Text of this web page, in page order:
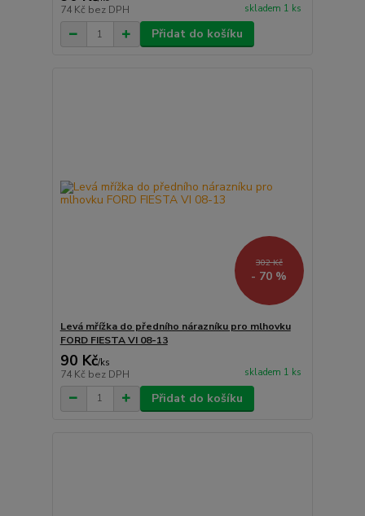
74 Kč bez DPH skladem 1 ks
Přidat do košíku
302 Kč
- 70 %
Levá mřížka do předního nárazníku pro mlhovku
FORD FIESTA VI 08-13
90 Kč/ks
74 Kč bez DPH skladem 1 ks
Přidat do košíku